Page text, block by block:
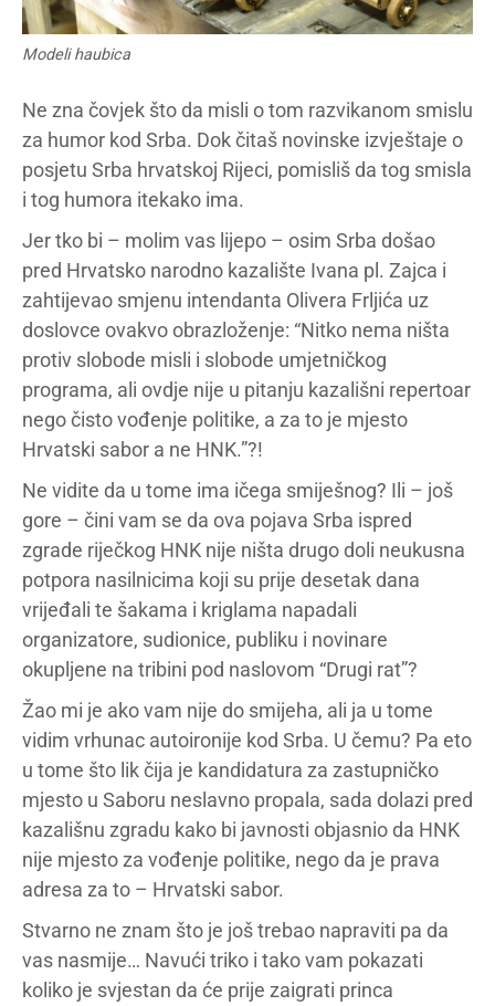
Modeli haubica
Ne zna čovjek što da misli o tom razvikanom smislu
za humor kod Srba. Dok čitaš novinske izvještaje o
posjetu Srba hrvatskoj Rijeci, pomisliš da tog smisla
i tog humora itekako ima.
Jer tko bi – molim vas lijepo – osim Srba došao
pred Hrvatsko narodno kazalište Ivana pl. Zajca i
zahtijevao smjenu intendanta Olivera Frljića uz
doslovce ovakvo obrazloženje: “Nitko nema ništa
protiv slobode misli i slobode umjetničkog
programa, ali ovdje nije u pitanju kazališni repertoar
nego čisto vođenje politike, a za to je mjesto
Hrvatski sabor a ne HNK.”?!
Ne vidite da u tome ima ičega smiješnog? Ili – još
gore – čini vam se da ova pojava Srba ispred
zgrade riječkog HNK nije ništa drugo doli neukusna
potpora nasilnicima koji su prije desetak dana
vrijeđali te šakama i kriglama napadali
organizatore, sudionice, publiku i novinare
okupljene na tribini pod naslovom “Drugi rat”?
Žao mi je ako vam nije do smijeha, ali ja u tome
vidim vrhunac autoironije kod Srba. U čemu? Pa eto
u tome što lik čija je kandidatura za zastupničko
mjesto u Saboru neslavno propala, sada dolazi pred
kazališnu zgradu kako bi javnosti objasnio da HNK
nije mjesto za vođenje politike, nego da je prava
adresa za to – Hrvatski sabor.
Stvarno ne znam što je još trebao napraviti pa da
vas nasmije… Navući triko i tako vam pokazati
koliko je svjestan da će prije zaigrati princa